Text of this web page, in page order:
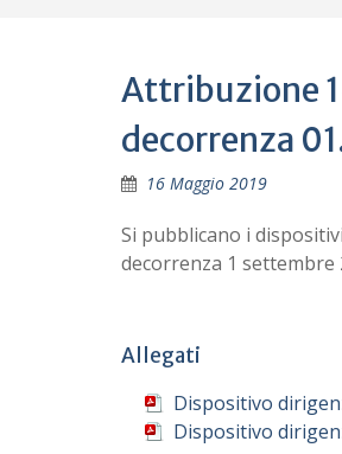
Attribuzione
decorrenza
16 Maggio 2019
Si pubblicano i
decorrenza 1 settembre
Allegati
Dispositivo
Dispositivo